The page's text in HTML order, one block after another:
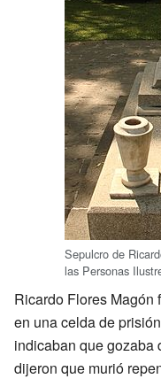
Sepulcro de
las Personas
Ricardo Flores Magón
en una celda de
indicaban que gozaba
dijeron que murió